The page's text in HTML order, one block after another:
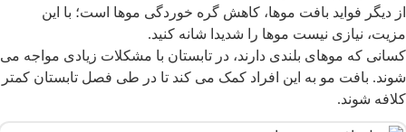
دیگر فواید بافت موها، کاهش گره خوردگی موها است؛ با این
نیازی نیست موها را شدیدا شانه کنید.
که موهای بلندی دارند، در تابستان با مشکلات زیادی مواجه می
بافت مو به این افراد کمک می کند تا در طی فصل تابستان کمتر
شوند.